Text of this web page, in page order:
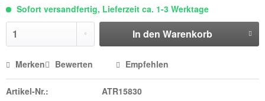
Sofort versandfertig, Lieferzeit ca. 1-3 Werktage
In den Warenkorb
Merken Bewerten Empfehlen
Artikel-Nr.: ATR15830